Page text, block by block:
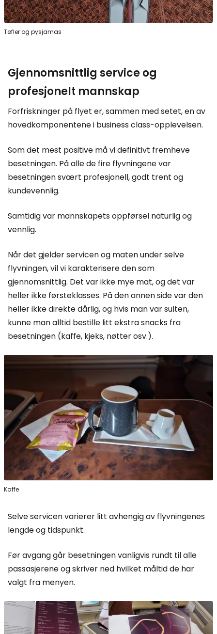
Tøfler og pysjamas
Gjennomsnittlig service og
profesjonelt mannskap
Forfriskninger på flyet er, sammen med setet, en av
hovedkomponentene i business class-opplevelsen.
Som det mest positive må vi definitivt fremheve
besetningen. På alle de fire flyvningene var
besetningen svært profesjonell, godt trent og
kundevennlig.
Samtidig var mannskapets oppførsel naturlig og
vennlig.
Når det gjelder servicen og maten under selve
flyvningen, vil vi karakterisere den som
gjennomsnittlig. Det var ikke mye mat, og det var
heller ikke førsteklasses. På den annen side var den
heller ikke direkte dårlig, og hvis man var sulten,
kunne man alltid bestille litt ekstra snacks fra
besetningen (kaffe, kjeks, nøtter osv.).
Kaffe
Selve servicen varierer litt avhengig av flyvningenes
lengde og tidspunkt.
Før avgang går besetningen vanligvis rundt til alle
passasjerene og skriver ned hvilket måltid de har
valgt fra menyen.